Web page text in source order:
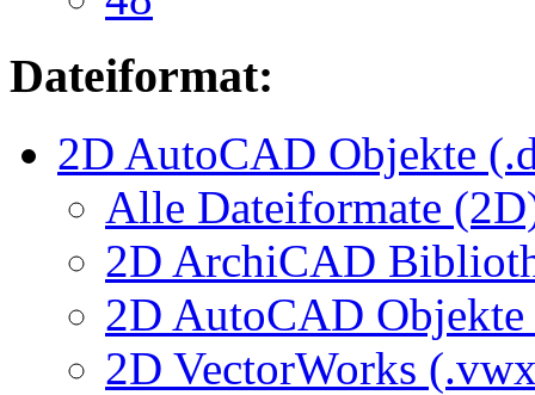
Dateiformat:
2D AutoCAD Objekte
Alle Dateiformate
2D ArchiCAD
2D AutoCAD
2D VectorWorks